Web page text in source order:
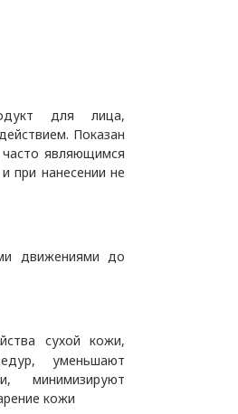
для лица,
Показан
являющимся
при нанесении не
движениями до
сухой кожи,
уменьшают
минимизируют
кожи